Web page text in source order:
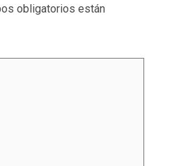
obligatorios están